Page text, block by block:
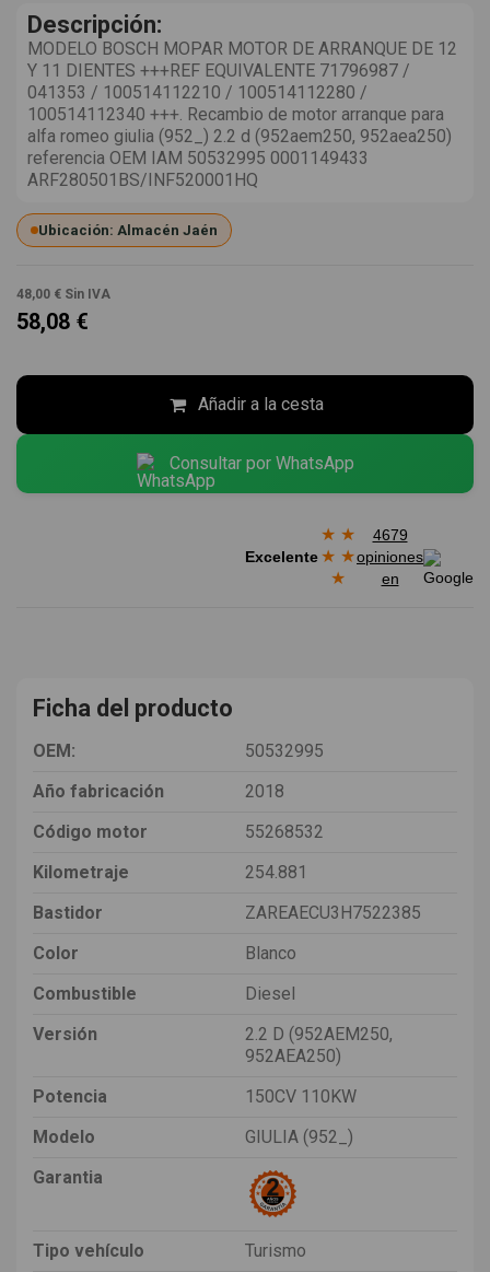
Descripción:
MODELO BOSCH MOPAR MOTOR DE ARRANQUE DE 12
Y 11 DIENTES +++REF EQUIVALENTE 71796987 /
041353 / 100514112210 / 100514112280 /
100514112340 +++. Recambio de motor arranque para
alfa romeo giulia (952_) 2.2 d (952aem250, 952aea250)
referencia OEM IAM 50532995 0001149433
ARF280501BS/INF520001HQ
Ubicación: Almacén Jaén
48,00 € Sin IVA
58,08 €
Añadir a la cesta
Consultar por WhatsApp
Excelente
★ ★
★ ★
★
4679
opiniones
en
Ficha del producto
OEM:
50532995
Año fabricación
2018
Código motor
55268532
Kilometraje
254.881
Bastidor
ZAREAECU3H7522385
Color
Blanco
Combustible
Diesel
Versión
2.2 D (952AEM250,
952AEA250)
Potencia
150CV 110KW
Modelo
GIULIA (952_)
Garantia
Tipo vehículo
Turismo